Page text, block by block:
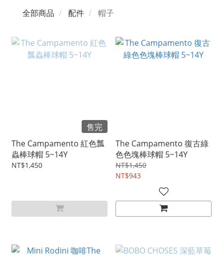
全部商品 配件 帽子
售完
The Campamento 紅色瓢
蟲棒球帽 5~14Y
NT$1,450
The Campamento 復古綠
色色塊棒球帽 5~14Y
NT$1,450
NT$943